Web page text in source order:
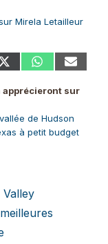
Mirela Letailleur
Share
X
(Twitter)
Share
WhatsApp
Share
Email
apprécieront sur
de Hudson
à petit budget
Valley